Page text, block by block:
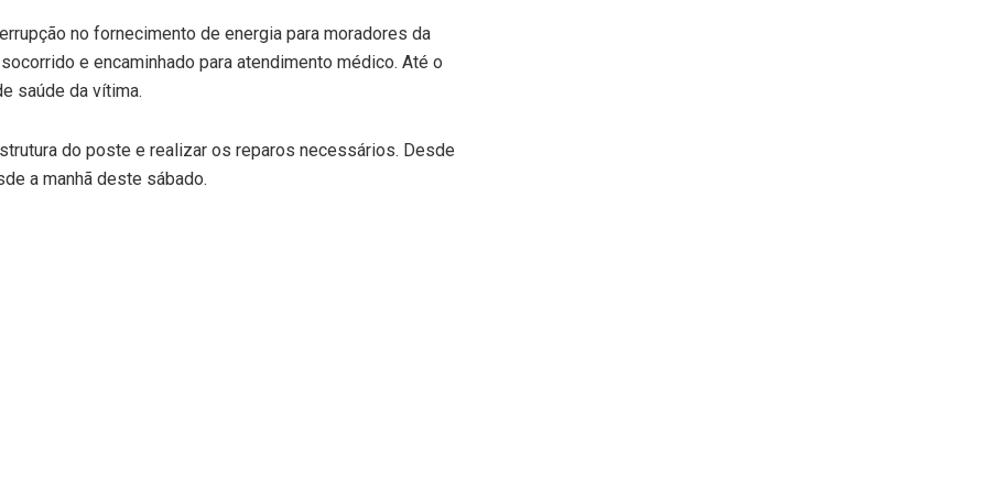
no fornecimento de energia para moradores da
e encaminhado para atendimento médico. Até o
saúde da vítima.
do poste e realizar os reparos necessários. Desde
a manhã deste sábado.